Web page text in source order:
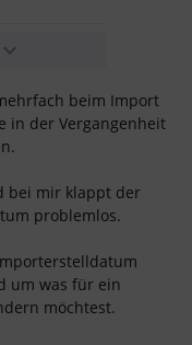
beim Import
in der Vergangenheit
bei mir klappt der
problemlos.
um was für ein
möchtest.